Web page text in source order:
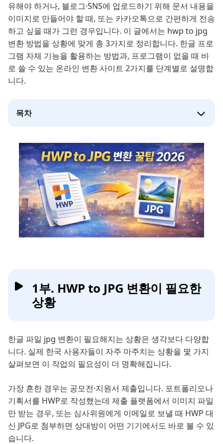
유해야 하거나, 블로그·SNS에 업로드하기 위해 문서 내용을
이미지로 만들어야 할 때, 또는 카카오톡으로 간편하게 전송
하고 싶을 때가 그런 경우입니다. 이 글에서는 hwp to jpg
변환 방법을 상황에 맞게 총 3가지로 정리합니다. 한글 프로
그램 자체 기능을 활용하는 방법과, 프로그램이 없을 때 바
로 쓸 수 있는 온라인 변환 사이트 2가지를 단계별로 설명합
니다.
목차
1부. HWP to JPG 변환이 필요한
상황
한글 파일 jpg 변환이 필요해지는 상황은 생각보다 다양합
니다. 실제 한국 사용자들이 자주 마주치는 상황을 몇 가지
살펴보면 이 작업의 필요성이 더 명확해집니다.
가장 흔한 경우는 공모전·지원서 제출입니다. 포트폴리오나
기획서를 HWP로 작성했는데 제출 플랫폼에서 이미지 파일
만 받는 경우, 또는 심사위원에게 이메일로 보낼 때 HWP 대
신 JPG로 첨부하면 상대방이 어떤 기기에서도 바로 볼 수 있
습니다.